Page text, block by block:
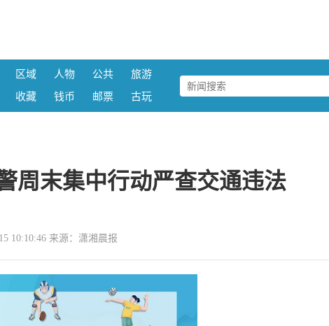
区域 人物 公共
旅游
收藏 钱币 邮票 古玩
周末集中行动严查交通违法
10:10:46 来源：潇湘晨报